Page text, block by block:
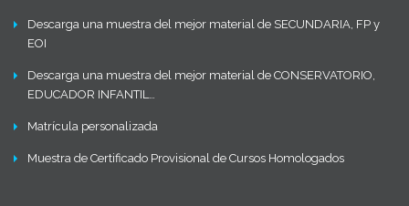
Descarga una muestra del mejor material de SECUNDARIA, FP y
EOI
Descarga una muestra del mejor material de CONSERVATORIO,
EDUCADOR INFANTIL…
Matrícula personalizada
Muestra de Certificado Provisional de Cursos Homologados